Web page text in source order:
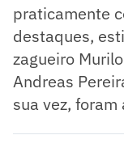
praticamente
destaques,
zagueiro
Andreas
sua vez,